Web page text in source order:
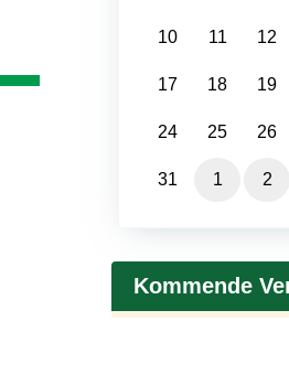
10 11 12
17 18 19
24 25 26
31 1 2
Kommende